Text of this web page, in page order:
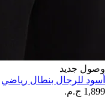
وصول جديد
أسود للرجال بنطال رياضي
1,899 ج.م.‏